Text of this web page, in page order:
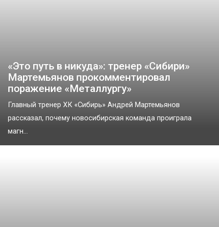
«Это путь в никуда»: тренер «Сибири»
Мартемьянов прокомментировал
поражение «Металлургу»
Главный тренер ХК «Сибирь» Андрей Мартемьянов
рассказал, почему новосибирская команда проиграла
магн...